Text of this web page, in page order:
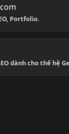
Portfolio.
dành cho thế hệ